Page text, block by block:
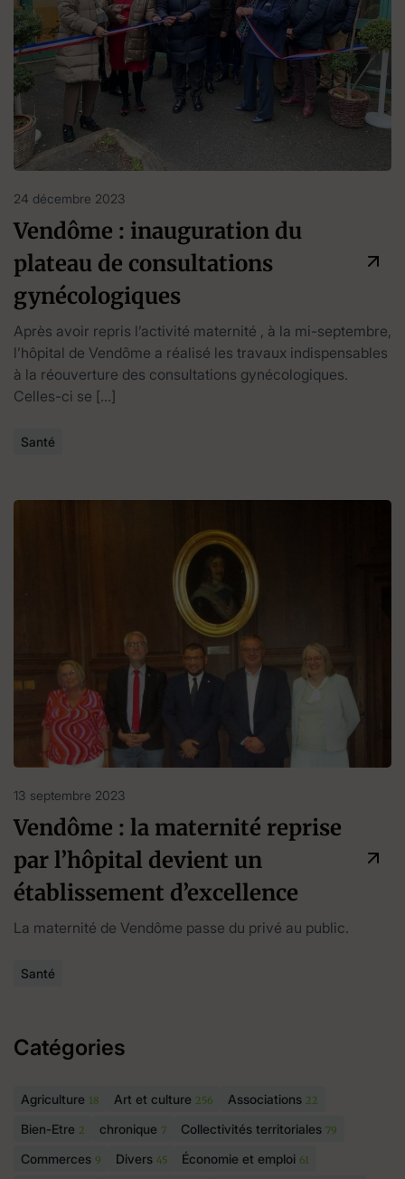
24 décembre 2023
Vendôme : inauguration du
plateau de consultations
gynécologiques
Après avoir repris l’activité maternité , à la mi-septembre,
l’hôpital de Vendôme a réalisé les travaux indispensables
à la réouverture des consultations gynécologiques.
Celles-ci se […]
Santé
13 septembre 2023
Vendôme : la maternité reprise
par l’hôpital devient un
établissement d’excellence
La maternité de Vendôme passe du privé au public.
Santé
Catégories
Agriculture 18 Art et culture 256 Associations 22
Bien-Etre 2 chronique 7 Collectivités territoriales 79
Commerces 9 Divers 45 Économie et emploi 61